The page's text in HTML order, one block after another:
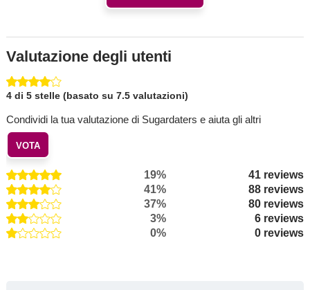
Valutazione degli utenti
4 di 5 stelle (basato su 7.5 valutazioni)
Condividi la tua valutazione di Sugardaters e aiuta gli altri
VOTA
19%
41 reviews
41%
88 reviews
37%
80 reviews
3%
6 reviews
0%
0 reviews